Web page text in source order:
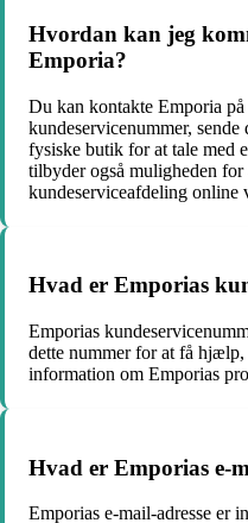
Hvordan kan jeg
Emporia?
Du kan kontakte Emporia
kundeservicenummer, sende
fysiske butik for at tale med
tilbyder også muligheden for
kundeserviceafdeling online
Hvad er Emporias
Emporias
dette nummer for at få
information om Emporias
Hvad er Emporias e-
Emporias e-mail-adresse er